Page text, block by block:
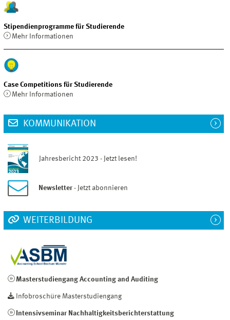
Stipendienprogramme für Studierende
Mehr Informationen
Case Competitions für Studierende
Mehr Informationen
KOMMUNIKATION
Jahresbericht 2023 - Jetzt lesen!
Newsletter - Jetzt abonnieren
WEITERBILDUNG
Masterstudiengang Accounting and Auditing
Infobroschüre Masterstudiengang
Intensivseminar Nachhaltigkeitsberichterstattung